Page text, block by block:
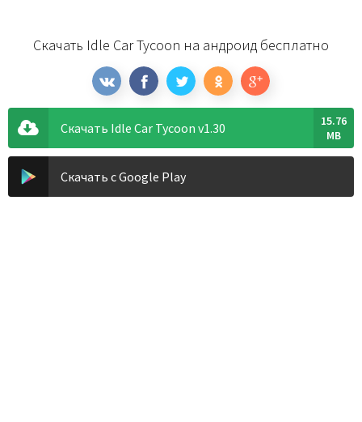
Скачать Idle Car Tycoon на андроид бесплатно
Скачать Idle Car Tycoon v1.30
15.76
MB
Скачать с Google Play